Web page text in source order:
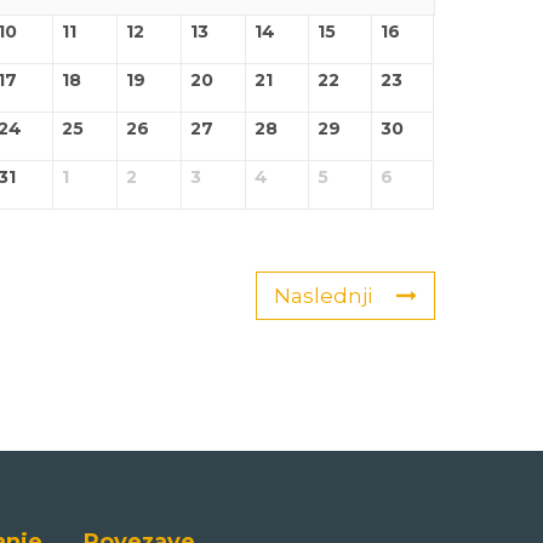
10 11 12 13 14 15 16
17 18 19 20 21 22 23
25 26 27 28 29 30
1 2 3 4 5 6
Naslednji